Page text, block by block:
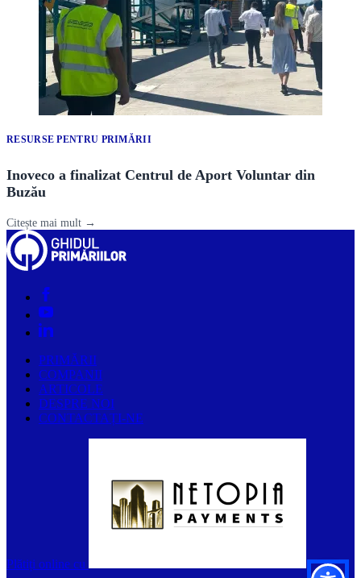
RESURSE PENTRU PRIMĂRII
Inoveco a finalizat Centrul de Aport Voluntar din
Buzău
Citește mai mult →
PRIMĂRII
COMPANII
ARTICOLE
DESPRE NOI
CONTACTAȚI-NE
Plătiți online cu